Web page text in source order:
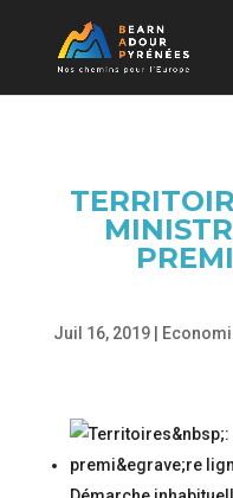
Juil 16, 2019|